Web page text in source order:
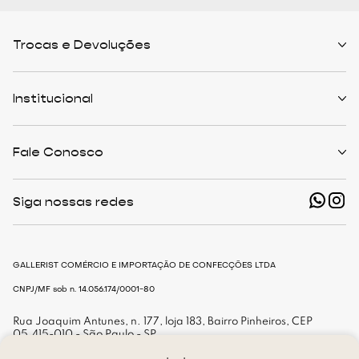
Trocas e Devoluções
Formas de Pagamento
Cashback
Institucional
The Outlist
Nossas Lojas
Trabalhe Conosco
Fale Conosco
shop@gallerist.com.br
Siga nossas redes
GALLERIST COMÉRCIO E IMPORTAÇÃO DE CONFECÇÕES LTDA
CNPJ/MF sob n. 14.056.174/0001-80
Rua Joaquim Antunes, n. 177, loja 183, Bairro Pinheiros, CEP
05.415-010 - São Paulo - SP